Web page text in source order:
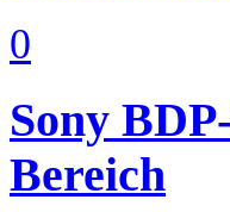
0
Sony
Bereich